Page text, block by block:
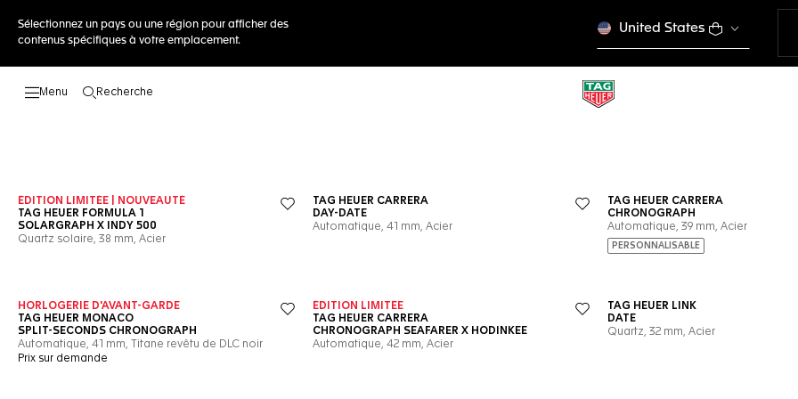
Sélectionnez un pays ou une région pour afficher des
contenus spécifiques à votre emplacement.
United States
Recherche